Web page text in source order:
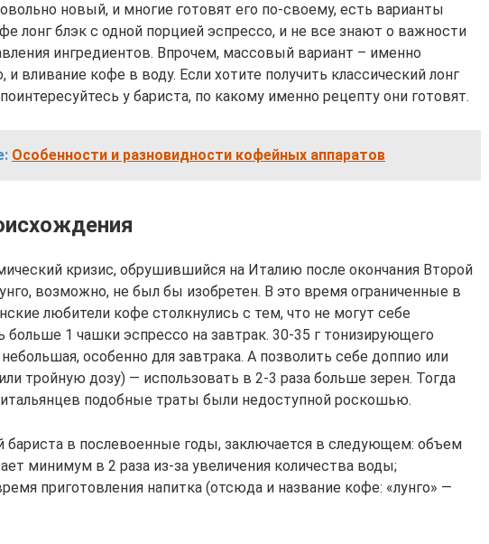
новый, и многие готовят его по-своему, есть варианты
лонг блэк с одной порцией эспрессо, и не все знают о важности
ингредиентов. Впрочем, массовый вариант – именно
и вливание кофе в воду. Если хотите получить классический лонг
у бариста, по какому именно рецепту они готовят.
Особенности и разновидности кофейных аппаратов
кризис, обрушившийся на Италию после окончания Второй
возможно, не был бы изобретен. В это время ограниченные в
любители кофе столкнулись с тем, что не могут себе
больше 1 чашки эспрессо на завтрак. 30-35 г тонизирующего
особенно для завтрака. А позволить себе доппио или
тройную дозу) — использовать в 2-3 раза больше зерен. Тогда
подобные траты были недоступной роскошью.
бариста в послевоенные годы, заключается в следующем: объем
минимум в 2 раза из-за увеличения количества воды;
приготовления напитка (отсюда и название кофе: «лунго» —